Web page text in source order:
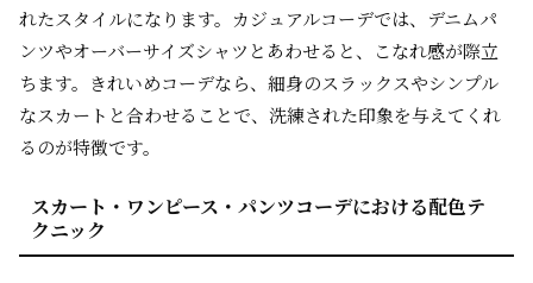
れたスタイルになります。カジュアルコーデでは、デニムパ
ンツやオーバーサイズシャツとあわせると、こなれ感が際立
ちます。きれいめコーデなら、細身のスラックスやシンプル
なスカートと合わせることで、洗練された印象を与えてくれ
るのが特徴です。
スカート・ワンピース・パンツコーデにおける配色テ
クニック